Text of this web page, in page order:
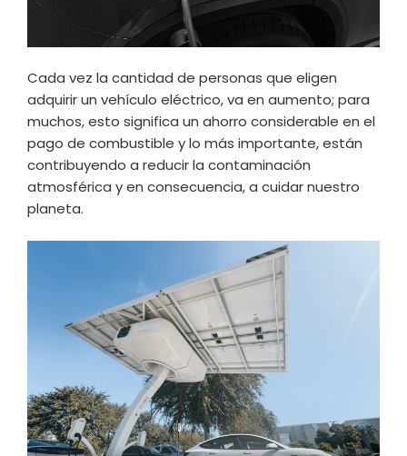
Cada vez la cantidad de personas que eligen
adquirir un vehículo eléctrico, va en aumento; para
muchos, esto significa un ahorro considerable en el
pago de combustible y lo más importante, están
contribuyendo a reducir la contaminación
atmosférica y en consecuencia, a cuidar nuestro
planeta.